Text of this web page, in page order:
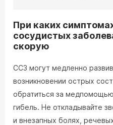
При каких
сосудистых
скорую
ССЗ могут медленно
возникновении острых
обратиться за
гибель. Не откладывайте
и внезапных болях,